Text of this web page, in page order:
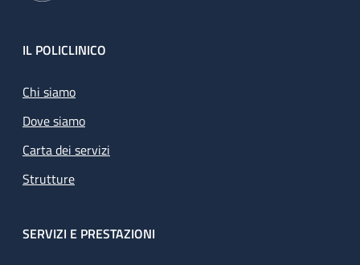
Footer
IL POLICLINICO
Chi siamo
Dove siamo
Carta dei servizi
Strutture
SERVIZI E PRESTAZIONI